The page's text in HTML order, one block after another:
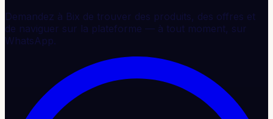
Demandez à Bix de trouver des produits, des offres et
de naviguer sur la plateforme — à tout moment, sur
WhatsApp.